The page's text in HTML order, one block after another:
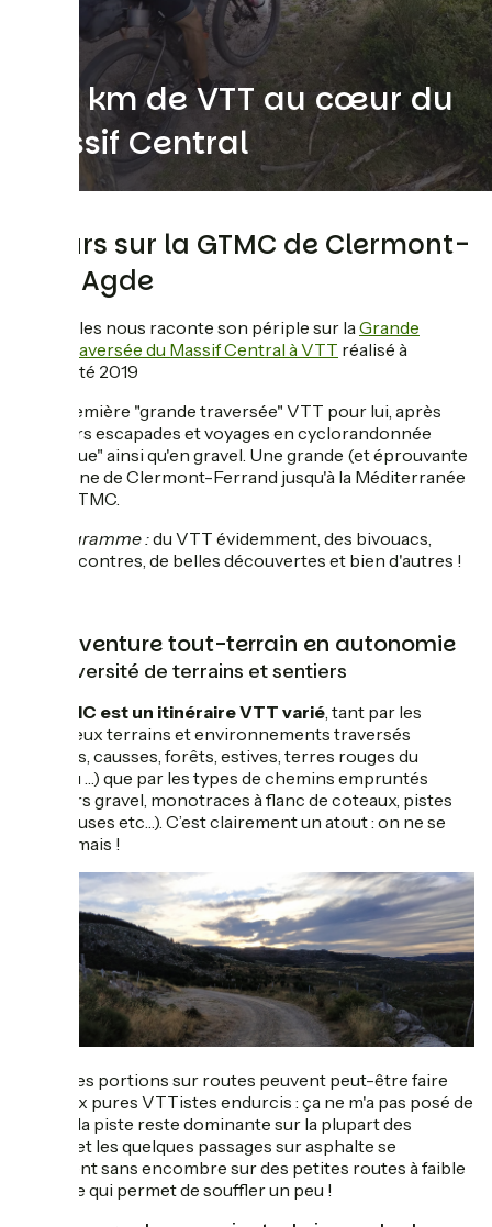
800 km de VTT au cœur du
Massif Central
8 jours sur la GTMC de Clermont-
Fd à Agde
Jules nous raconte son périple sur laGrande
Traversée du Massif Central à VTT réalisé à
l'été 2019
Une première "grande traversée" VTT pour lui, après
plusieurs escapades et voyages en cyclorandonnée
"classique" ainsi qu'en gravel. Une grande (et éprouvante
!) semaine de Clermont-Ferrand jusqu'à la Méditerranée
par la GTMC.
Au programme :du VTT évidemment, des bivouacs,
des rencontres, de belles découvertes et bien d'autres !
Une aventure tout-terrain en autonomie
Une diversité de terrains et sentiers
GTMC est un itinéraire VTT varié, tant par les
nombreux terrains et environnements traversés
(volcans, causses, forêts, estives, terres rouges du
Salagou …) que par les types de chemins empruntés
(sentiers gravel, monotraces à flanc de coteaux, pistes
rocailleuses etc…). C’est clairement un atout : on ne se
lasse jamais !
Quelques portions sur routes peuvent peut-être faire
peur aux pures VTTistes endurcis : ça ne m'a pas posé de
soucis, la piste reste dominante sur la plupart des
étapes et les quelques passages sur asphalte se
déroulent sans encombre sur des petites routes à faible
trafic, ce qui permet de souffler un peu !